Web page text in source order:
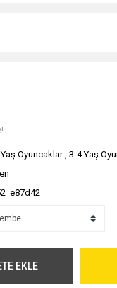
Oyuncaklar, 3-4 Yaş
EKLE